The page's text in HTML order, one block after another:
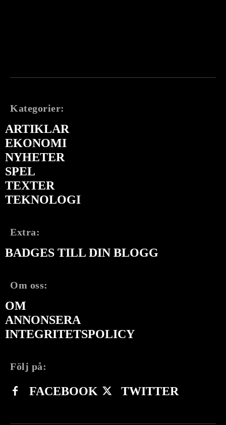
Kategorier:
ARTIKLAR
EKONOMI
NYHETER
SPEL
TEXTER
TEKNOLOGI
Extra:
BADGES TILL DIN BLOGG
Om oss:
OM
ANNONSERA
INTEGRITETSPOLICY
Följ på:
FACEBOOK TWITTER